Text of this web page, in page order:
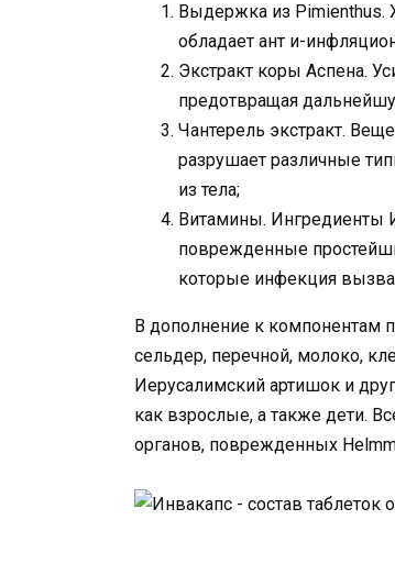
Выдержка из Pimienthus.
обладает ант и-
Экстракт коры Аспена.
предотвращая
Чантерель экстракт.
разрушает различные
из тела;
Витамины. Ингредиенты
поврежденные
которые инфекция
В дополнение к компонентам
сельдер, перечной, молоко,
Иерусалимский артишок и
как взрослые, а также дети.
органов, поврежденных